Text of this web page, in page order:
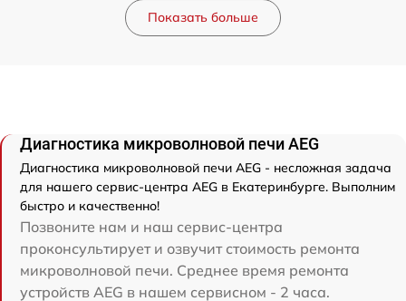
Показать больше
Диагностика микроволновой печи AEG
Диагностика микроволновой печи AEG - несложная задача
для нашего сервис-центра AEG в Екатеринбурге. Выполним
быстро и качественно!
Позвоните нам и наш сервис-центра
проконсультирует и озвучит стоимость ремонта
микроволновой печи. Среднее время ремонта
устройств AEG в нашем сервисном - 2 часа.